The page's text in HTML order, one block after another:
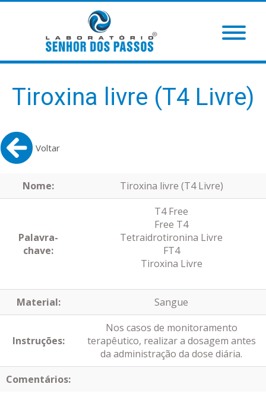
Tiroxina livre (T4 Livre)
Voltar
Nome: Tiroxina livre (T4 Livre)
Palavra-
chave:
T4 Free
Free T4
Tetraidrotironina Livre
FT4
Tiroxina Livre
Material: Sangue
Instruções:
Nos casos de monitoramento
terapêutico, realizar a dosagem antes
da administração da dose diária.
Comentários: